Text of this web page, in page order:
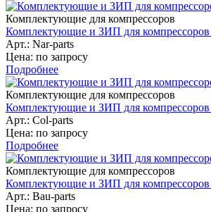
Комплектующие для компрессоров
Комплектующие и ЗИП для компрессоров
Арт.: Nar-parts
Цена: по запросу
Подробнее
Комплектующие для компрессоров
Комплектующие и ЗИП для
Арт.: Col-parts
Цена: по запросу
Подробнее
Комплектующие для компрессоров
Комплектующие и ЗИП для компрессоров
Арт.: Bau-parts
Цена: по запросу